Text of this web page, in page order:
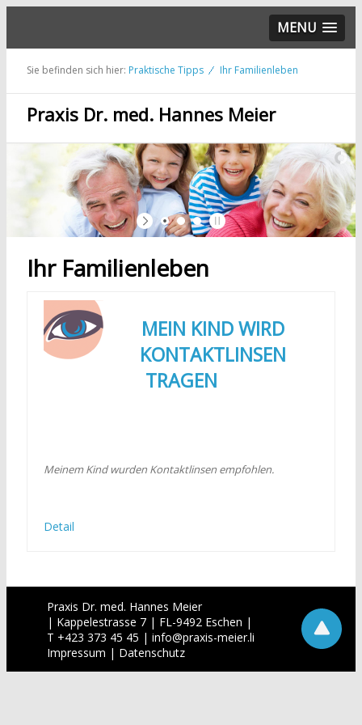
MENU
Sie befinden sich hier: Praktische Tipps Ihr Familienleben
Praxis Dr. med. Hannes Meier
Ihr Familienleben
MEIN KIND WIRD
KONTAKTLINSEN
TRAGEN
Meinem Kind wurden Kontaktlinsen empfohlen.
Detail
Praxis Dr. med. Hannes Meier
| Kappelestrasse 7 | FL-9492 Eschen |
T +423 373 45 45 | info@praxis-meier.li
Impressum | Datenschutz